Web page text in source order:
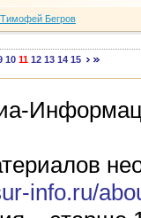
Тимофей Бегров
10 11 12 13 14 15
info.ru/